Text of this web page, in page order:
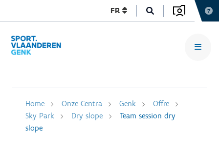
FR
Home Onze Centra Genk
Offre
Sky Park
Dry slope
Team session dry
slope